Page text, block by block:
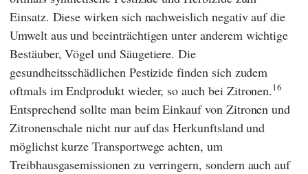
Einsatz. Diese wirken sich nachweislich negativ auf die
Umwelt aus und beeinträchtigen unter anderem wichtige
Bestäuber, Vögel und Säugetiere. Die
gesundheitsschädlichen Pestizide finden sich zudem
oftmals im Endprodukt wieder, so auch bei Zitronen.16
Entsprechend sollte man beim Einkauf von Zitronen und
Zitronenschale nicht nur auf das Herkunftsland und
möglichst kurze Transportwege achten, um
Treibhausgasemissionen zu verringern, sondern auch auf